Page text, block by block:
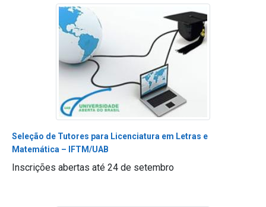
Seleção de Tutores para Licenciatura em Letras e
Matemática – IFTM/UAB
Inscrições abertas até 24 de setembro